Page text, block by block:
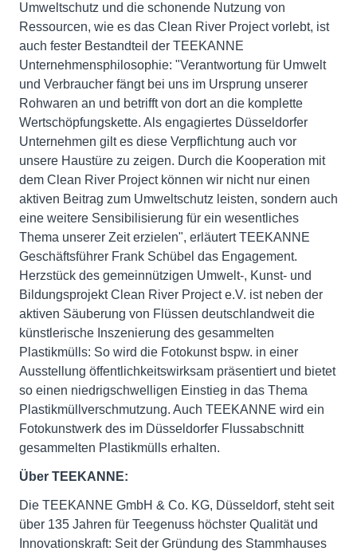
Umweltschutz und die schonende Nutzung von
Ressourcen, wie es das Clean River Project vorlebt, ist
auch fester Bestandteil der TEEKANNE
Unternehmensphilosophie: "Verantwortung für Umwelt
und Verbraucher fängt bei uns im Ursprung unserer
Rohwaren an und betrifft von dort an die komplette
Wertschöpfungskette. Als engagiertes Düsseldorfer
Unternehmen gilt es diese Verpflichtung auch vor
unsere Haustüre zu zeigen. Durch die Kooperation mit
dem Clean River Project können wir nicht nur einen
aktiven Beitrag zum Umweltschutz leisten, sondern auch
eine weitere Sensibilisierung für ein wesentliches
Thema unserer Zeit erzielen", erläutert TEEKANNE
Geschäftsführer Frank Schübel das Engagement.
Herzstück des gemeinnützigen Umwelt-, Kunst- und
Bildungsprojekt Clean River Project e.V. ist neben der
aktiven Säuberung von Flüssen deutschlandweit die
künstlerische Inszenierung des gesammelten
Plastikmülls: So wird die Fotokunst bspw. in einer
Ausstellung öffentlichkeitswirksam präsentiert und bietet
so einen niedrigschwelligen Einstieg in das Thema
Plastikmüllverschmutzung. Auch TEEKANNE wird ein
Fotokunstwerk des im Düsseldorfer Flussabschnitt
gesammelten Plastikmülls erhalten.
Über TEEKANNE:
Die TEEKANNE GmbH & Co. KG, Düsseldorf, steht seit
über 135 Jahren für Teegenuss höchster Qualität und
Innovationskraft: Seit der Gründung des Stammhauses